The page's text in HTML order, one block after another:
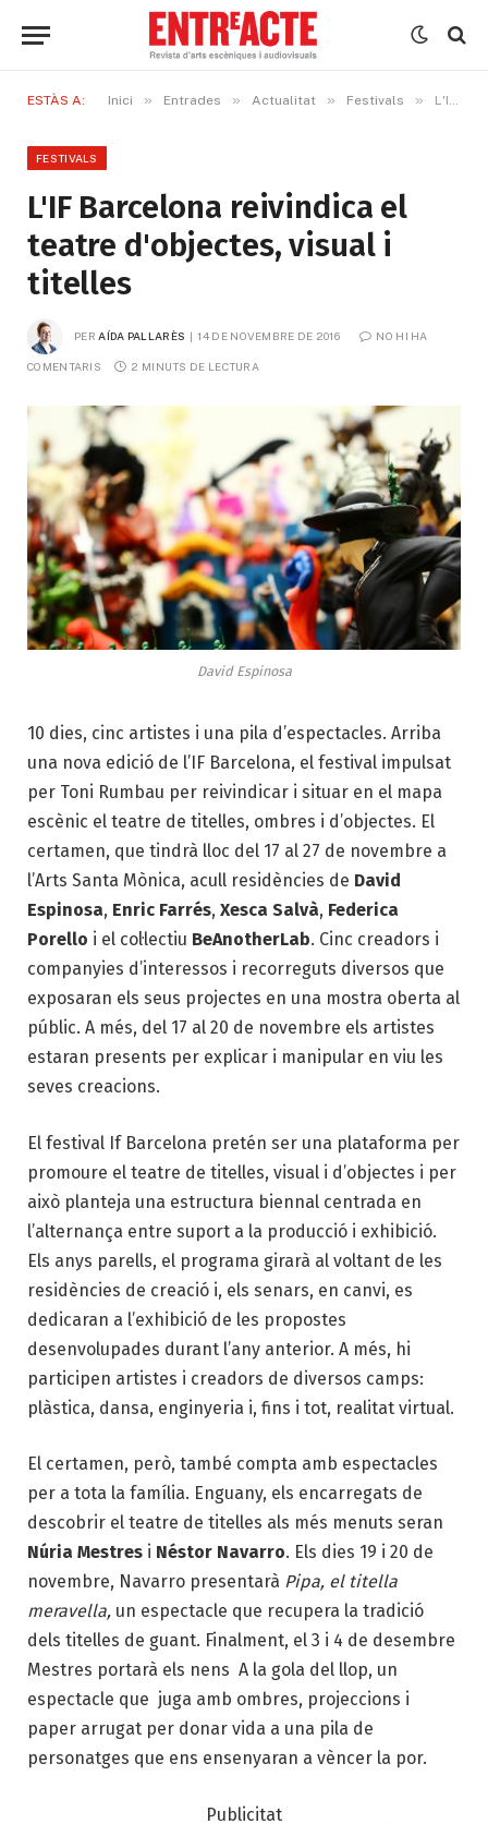
ESTÀS A: Inici » Entrades » Actualitat » Festivals » L'IF Barcelona reivindica el teatre d'objectes, visual i titelles
FESTIVALS
L'IF Barcelona reivindica el
teatre d'objectes, visual i
titelles
PER AÍDA PALLARÈS 14 DE NOVEMBRE DE 2016 NO HI HA
COMENTARIS 2 MINUTS DE LECTURA
David Espinosa
10 dies, cinc artistes i una pila d’espectacles. Arriba
una nova edició de l’IF Barcelona, el festival impulsat
per Toni Rumbau per reivindicar i situar en el mapa
escènic el teatre de titelles, ombres i d’objectes. El
certamen, que tindrà lloc del 17 al 27 de novembre a
l’Arts Santa Mònica, acull residències de David
Espinosa, Enric Farrés, Xesca Salvà, Federica
Porello i el col·lectiu BeAnotherLab. Cinc creadors i
companyies d’interessos i recorreguts diversos que
exposaran els seus projectes en una mostra oberta al
públic. A més, del 17 al 20 de novembre els artistes
estaran presents per explicar i manipular en viu les
seves creacions.
El festival If Barcelona pretén ser una plataforma per
promoure el teatre de titelles, visual i d’objectes i per
això planteja una estructura biennal centrada en
l’alternança entre suport a la producció i exhibició.
Els anys parells, el programa girarà al voltant de les
residències de creació i, els senars, en canvi, es
dedicaran a l’exhibició de les propostes
desenvolupades durant l’any anterior. A més, hi
participen artistes i creadors de diversos camps:
plàstica, dansa, enginyeria i, fins i tot, realitat virtual.
El certamen, però, també compta amb espectacles
per a tota la família. Enguany, els encarregats de
descobrir el teatre de titelles als més menuts seran
Núria Mestres i Néstor Navarro. Els dies 19 i 20 de
novembre, Navarro presentarà Pipa, el titella
meravella, un espectacle que recupera la tradició
dels titelles de guant. Finalment, el 3 i 4 de desembre
Mestres portarà els nens A la gola del llop, un
espectacle que juga amb ombres, projeccions i
paper arrugat per donar vida a una pila de
personatges que ens ensenyaran a vèncer la por.
Publicitat